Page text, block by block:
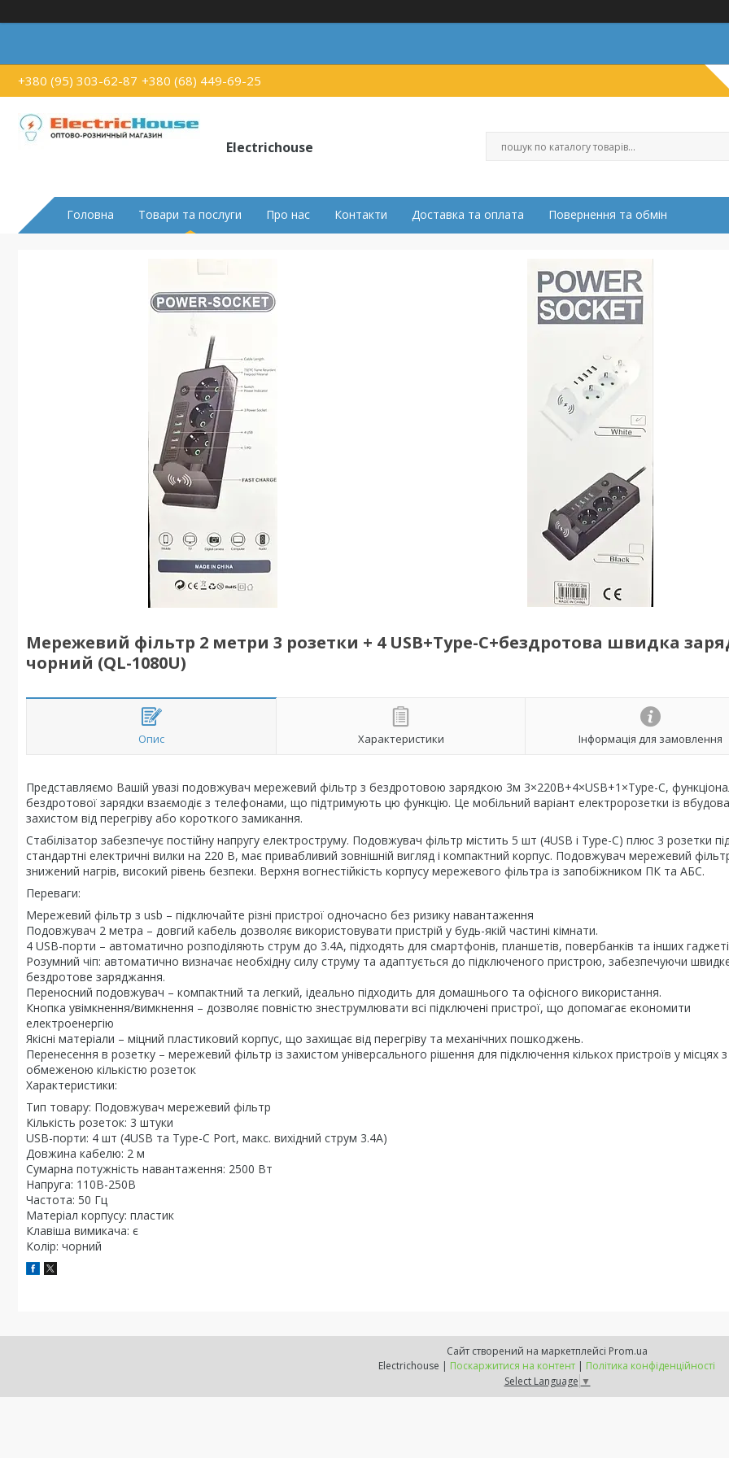
+380 (95) 303-62-87 +380 (68) 449-69-25
Electrichouse
Головна Товари та послуги Про нас Контакти Доставка та оплата Повернення та обмін
Мережевий фільтр 2 метри 3 розетки + 4 USB+Type-C+бездротова швидка
чорний (QL-1080U)
Опис Характеристики Інформація для замовлення
Представляємо Вашій увазі подовжувач мережевий фільтр з бездротовою зарядкою 3м 3×220В+4×USB+1×Type-C,
бездротової зарядки взаємодіє з телефонами, що підтримують цю функцію. Це мобільний варіант електророзетки із
захистом від перегріву або короткого замикання.
Стабілізатор забезпечує постійну напругу електроструму. Подовжувач фільтр містить 5 шт (4USB і Type-C) плюс 3 розетки
стандартні електричні вилки на 220 В, має привабливий зовнішній вигляд і компактний корпус. Подовжувач мережевий
знижений нагрів, високий рівень безпеки. Верхня вогнестійкість корпусу мережевого фільтра із запобіжником ПК та АБС.
Переваги:
Мережевий фільтр з usb – підключайте різні пристрої одночасно без ризику навантаження
Подовжувач 2 метра – довгий кабель дозволяє використовувати пристрій у будь-якій частині кімнати.
4 USB-порти – автоматично розподіляють струм до 3.4А, підходять для смартфонів, планшетів, повербанків та інших
Розумний чіп: автоматично визначає необхідну силу струму та адаптується до підключеного пристрою, забезпечуючи
бездротове заряджання.
Переносний подовжувач – компактний та легкий, ідеально підходить для домашнього та офісного використання.
Кнопка увімкнення/вимкнення – дозволяє повністю знеструмлювати всі підключені пристрої, що допомагає економити
електроенергію
Якісні матеріали – міцний пластиковий корпус, що захищає від перегріву та механічних пошкоджень.
Перенесення в розетку – мережевий фільтр із захистом універсального рішення для підключення кількох пристроїв у місцях з
обмеженою кількістю розеток
Характеристики:
Тип товару: Подовжувач мережевий фільтр
Кількість розеток: 3 штуки
USB-порти: 4 шт (4USB та Type-C Port, макс. вихідний струм 3.4A)
Довжина кабелю: 2 м
Сумарна потужність навантаження: 2500 Вт
Напруга: 110В-250В
Частота: 50 Гц
Матеріал корпусу: пластик
Клавіша вимикача: є
Колір: чорний
Сайт створений на маркетплейсі Prom.ua
Electrichouse | Поскаржитися на контент | Політика конфіденційності
Select Language ▼